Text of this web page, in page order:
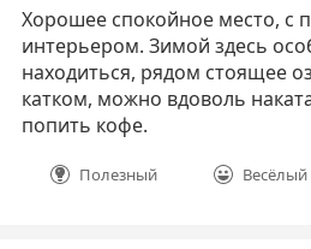
Хорошее спокойное место, с
интерьером. Зимой здесь
находиться, рядом стоящее
катком, можно вдоволь
попить кофе.
Полезный Весёлый